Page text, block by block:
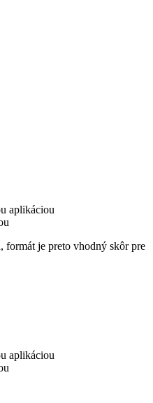
aplikáciou
je preto vhodný skôr pre
aplikáciou